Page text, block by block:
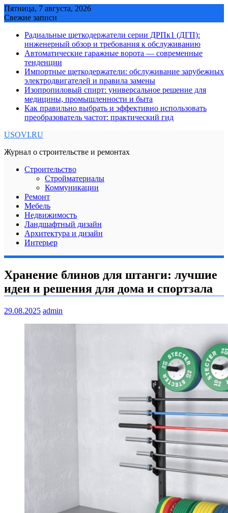
Skip
to
Пятница, 7 августа, 2026
Свежие записи
Радиальные щеткодержатели серии ДРПк1 (ДГП):
инженерный обзор и требования к обслуживанию
Автоматические гаражные ворота — современные
тенденции
Импортные щеткодержатели: обслуживание зарубежных
электродвигателей и правила замены
Изопропиловый спирт: универсальное решение для
медицины, промышленности и быта
Как правильно выбрать и эффективно использовать
преобразователь частот: практический гид
USOVI.RU
Журнал о строительстве и ремонтах
Строительство
Стройматериалы
Коммуникации
Ремонт
Мебель
Недвижимость
Ландшафтный дизайн
Архитектура и дизайн
Интерьер
Хранение блинов для штанги: лучшие
идеи и решения для дома и спортзала
29.08.2025 admin